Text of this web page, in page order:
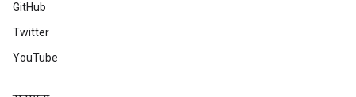
GitHub
Twitter
YouTube